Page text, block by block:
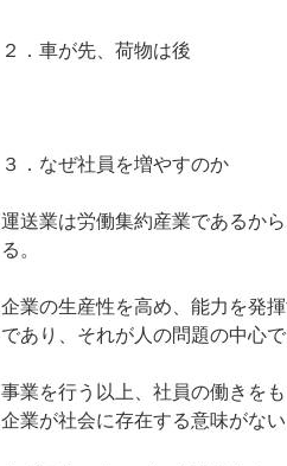
２．車が先、荷物は後
３．なぜ社員を増やすのか
運送業は労働集約産業であるか
る。
企業の生産性を高め、能力を発
であり、それが人の問題の中心で
事業を行う以上、社員の働きを
企業が社会に存在する意味がない